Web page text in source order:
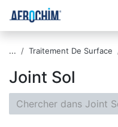
Se rendre au contenu
... Traitement De Surface
Joint Sol